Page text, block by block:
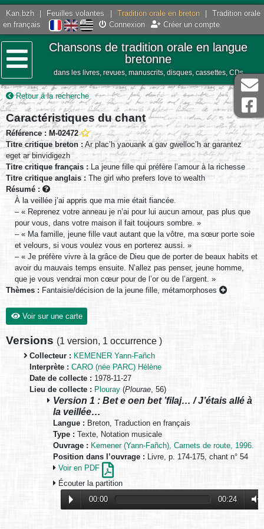
Kan.bzh Feuilles volantes Tradition orale en breton
Tradition orale
en français
Connexion Créer un compte
Menu
Chansons de tradition orale en langue
bretonne
dans les livres, revues, manuscrits, disques, cassettes, CDs
Retour à la recherche
Caractéristiques du chant
Référence : M-02472
Titre critique breton : Ar plac’h yaouank a gav gwelloc’h ar garantez
eget ar binvidigezh
Titre critique français : La jeune fille qui préfère l’amour à la richesse
Titre critique anglais : The girl who prefers love to wealth
Résumé :
À la veillée j’ai appris que ma mie était fiancée.
– « Reprenez votre anneau je n’ai pour lui aucun amour, pas plus que
pour vous, dans votre maison il fait toujours sombre. »
– « Ma famille, jeune fille vaut autant que la vôtre, ma sœur porte soie
et velours, si vous voulez vous en porterez aussi. »
– « Je préfère vivre à la grâce de Dieu que de porter de beaux habits et
avoir du mauvais temps ensuite. N’allez pas penser, jeune homme,
que je vous vendrai mon cœur pour de l’or ou de l’argent. »
Thèmes : Fantaisie/décision de la jeune fille, métamorphoses
Voir sur une carte
Versions (1 version, 1 occurrence )
Collecteur : KEMENER Yann-Fañch
Interprète : CARO (née PARC) Hélène
Date de collecte : 1978-11-27
Lieu de collecte : Plouray (Plourae, 56)
Version 1 : Bet e oen bet ’filaj… / J’étais allé à
la veillée…
Langue : Breton, Traduction en français
Type : Texte, Notation musicale
Ouvrage : Kemener (Yann-Fañch), Carnets de route, 1996.
Position dans l’ouvrage : Livre, p. 174-175, chant n° 54
Voir en PDF
Écouter la partition
00:00
00:24